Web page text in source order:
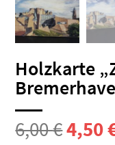
Holzkarte
6,00€4,50